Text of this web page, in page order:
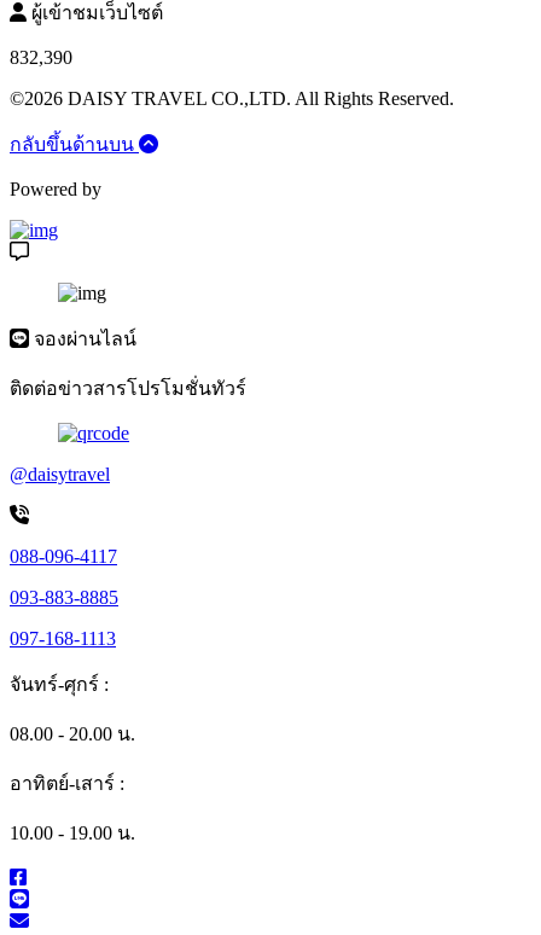
ผู้เข้าชมเว็บไซต์
832,390
©2026 DAISY TRAVEL CO.,LTD. All Rights Reserved.
กลับขึ้นด้านบน
Powered by
จองผ่านไลน์
ติดต่อข่าวสารโปรโมชั่นทัวร์
@daisytravel
088-096-4117
093-883-8885
097-168-1113
จันทร์-ศุกร์ :
08.00 - 20.00 น.
อาทิตย์-เสาร์ :
10.00 - 19.00 น.